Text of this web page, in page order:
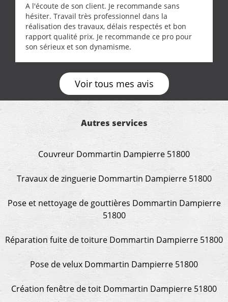
A l'écoute de son client. Je recommande sans
hésiter. Travail très professionnel dans la
réalisation des travaux, délais respectés et bon
rapport qualité prix. Je recommande ce pro pour
son sérieux et son dynamisme.
Voir tous mes avis
Autres services
Couvreur Dommartin Dampierre 51800
Travaux de zinguerie Dommartin Dampierre 51800
Pose et nettoyage de gouttières Dommartin Dampierre
51800
Réparation fuite de toiture Dommartin Dampierre 51800
Pose de velux Dommartin Dampierre 51800
Création fenêtre de toit Dommartin Dampierre 51800